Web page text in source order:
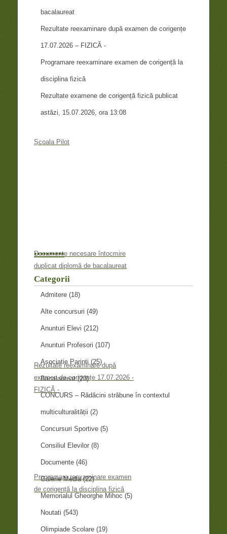
bacalaureat
Rezultate reexaminare după examen de corigențe
17.07.2026 – FIZICĂ -
Programare reexaminare examen de corigență la
disciplina fizică
Rezultate examene de corigență fizică publicat
astăzi, 15.07.2026, ora 13:08
Școala Pilot
Documente necesare întocmire
duplicat diplomă de bacalaureat
Rezultate reexaminare după
examen de corigențe 17.07.2026 -
FIZICĂ -
Programare reexaminare examen
de corigență la disciplina fizică
••••••••••
Categorii
Admitere (18)
Alte concursuri (49)
Anunturi Elevi (212)
Anunturi Profesori (107)
Asociatie Parinti (25)
Bacalaureat(23)
CONCURS – Rădăcini străbune în contextul
multiculturalității (2)
Concursuri Sportive (5)
Consiliul Elevilor (8)
Documente (46)
Galerie Media(22)
Memorialul Gheorghe Mihoc (5)
Noutati (543)
Olimpiade Scolare (19)